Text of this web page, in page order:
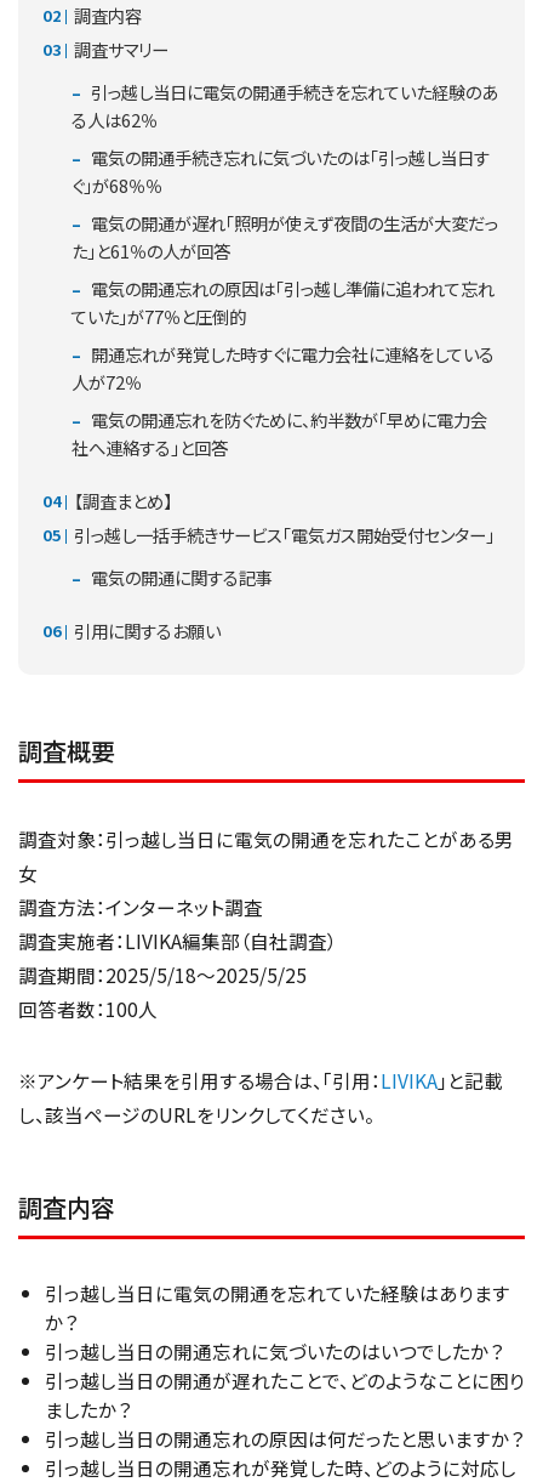
調査内容
調査サマリー
引っ越し当日に電気の開通手続きを忘れていた経験のあ
る人は62％
電気の開通手続き忘れに気づいたのは「引っ越し当日す
ぐ」が68％％
電気の開通が遅れ「照明が使えず夜間の生活が大変だっ
た」と61％の人が回答
電気の開通忘れの原因は「引っ越し準備に追われて忘れ
ていた」が77％と圧倒的
開通忘れが発覚した時すぐに電力会社に連絡をしている
人が72％
電気の開通忘れを防ぐために、約半数が「早めに電力会
社へ連絡する」と回答
【調査まとめ】
引っ越し一括手続きサービス「電気ガス開始受付センター」
電気の開通に関する記事
引用に関するお願い
調査概要
調査対象：引っ越し当日に電気の開通を忘れたことがある男
女
調査方法：インターネット調査
調査実施者：LIVIKA編集部（自社調査）
調査期間：2025/5/18～2025/5/25
回答者数：100人
※アンケート結果を引用する場合は、「引用：LIVIKA」と記載
し、該当ページのURLをリンクしてください。
調査内容
引っ越し当日に電気の開通を忘れていた経験はあります
か？
引っ越し当日の開通忘れに気づいたのはいつでしたか？
引っ越し当日の開通が遅れたことで、どのようなことに困り
ましたか？
引っ越し当日の開通忘れの原因は何だったと思いますか？
引っ越し当日の開通忘れが発覚した時、どのように対応し